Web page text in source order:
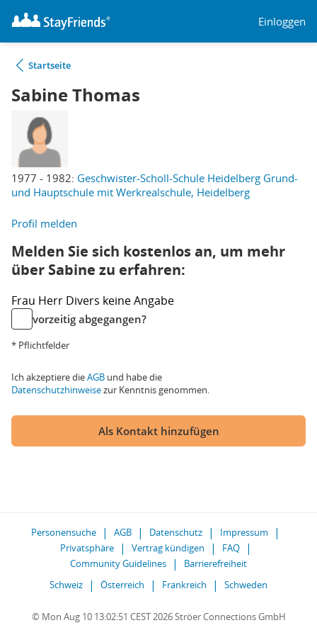
Einloggen
Startseite
Sabine Thomas
1977 - 1982: Geschwister-Scholl-Schule Heidelberg Grund-
und Hauptschule mit Werkrealschule, Heidelberg
Profil melden
Melden Sie sich kostenlos an, um mehr
über Sabine zu erfahren:
Frau Herr Divers keine Angabe
vorzeitig abgegangen?
* Pflichtfelder
Ich akzeptiere dieAGB und habe die
Datenschutzhinweisezur Kenntnis genommen.
Als Kontakt hinzufügen
Personensuche AGB Datenschutz
Impressum
Privatsphäre
Vertrag kündigen
FAQ
Community Guidelines
Barrierefreiheit
Schweiz
Österreich Frankreich Schweden
© Mon Aug 10 13:02:51 CEST 2026 Ströer Connections GmbH